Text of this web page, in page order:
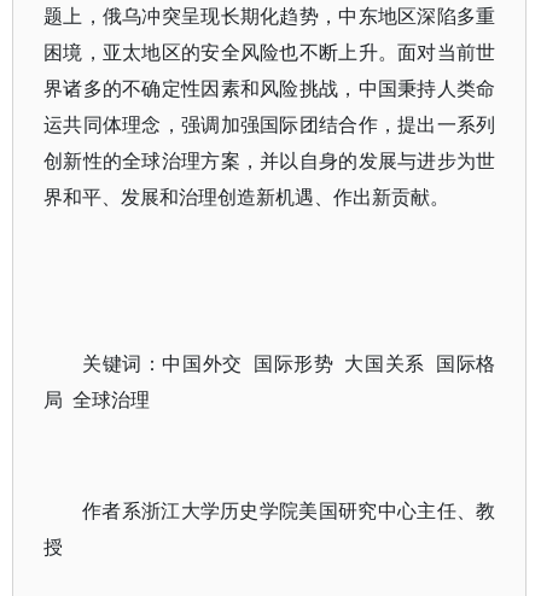
题上，俄乌冲突呈现长期化趋势，中东地区深陷多重
困境，亚太地区的安全风险也不断上升。面对当前世
界诸多的不确定性因素和风险挑战，中国秉持人类命
运共同体理念，强调加强国际团结合作，提出一系列
创新性的全球治理方案，并以自身的发展与进步为世
界和平、发展和治理创造新机遇、作出新贡献。
关键词：中国外交 国际形势 大国关系 国际格
局 全球治理
作者系浙江大学历史学院美国研究中心主任、教
授